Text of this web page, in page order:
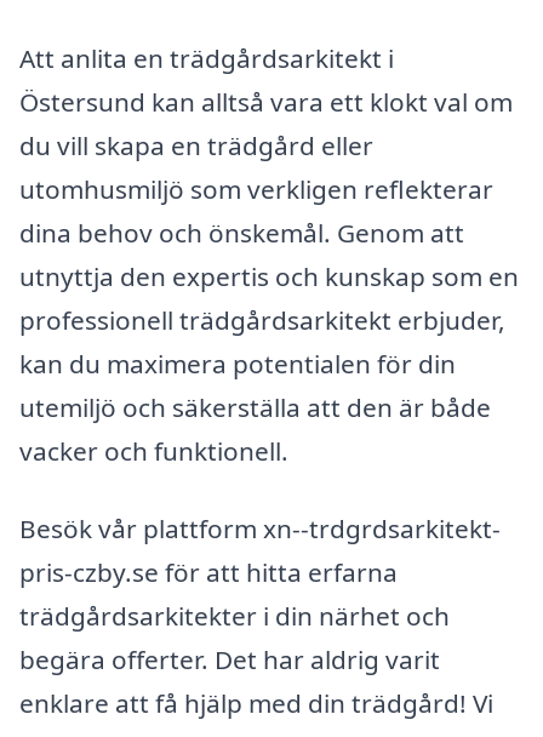
Att anlita en trädgårdsarkitekt i
Östersund kan alltså vara ett klokt val om
du vill skapa en trädgård eller
utomhusmiljö som verkligen reflekterar
dina behov och önskemål. Genom att
utnyttja den expertis och kunskap som en
professionell trädgårdsarkitekt erbjuder,
kan du maximera potentialen för din
utemiljö och säkerställa att den är både
vacker och funktionell.
Besök vår plattform xn--trdgrdsarkitekt-
pris-czby.se för att hitta erfarna
trädgårdsarkitekter i din närhet och
begära offerter. Det har aldrig varit
enklare att få hjälp med din trädgård! Vi